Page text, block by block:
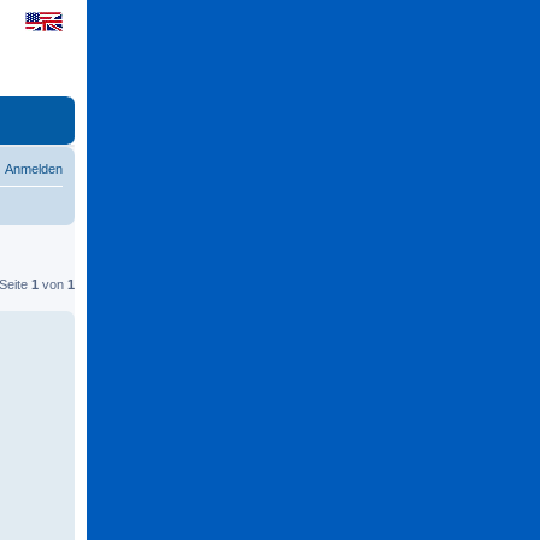
Anmelden
1 von 1